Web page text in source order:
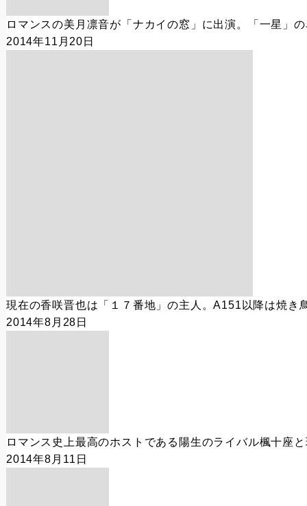
ロマンスの美月凛音が「ナカイの窓」に出演。「一星」
2014年11月20日
現在の香咲晋也は「１７番地」の主人。A151以降は焼き
2014年8月28日
ロマンス史上最高のホストである陽生のライバル楓十座
2014年8月11日